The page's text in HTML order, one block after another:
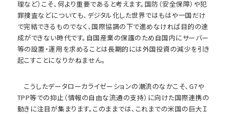
理など）こそ、何より重要であると考えます。国防（安全保障）や犯
罪捜査などについても、デジタル化した世界ではもはや一国だけ
で完結できるものでなく、国際協調の下で進めなければ目的の達
成ができない時代です。自国産業の保護のため自国内にサーバー
等の設置・運用を求めることは長期的には外国投資の減少を引き
起こすことになりかねません。
こうしたデータローカライゼーションの潮流のなかこそ、G7や
TPP等での抑止（情報の自由な流通の支持）に向けた国際連携の
動きに注目が集まります。このままでは、これまでの米国の巨大Ｉ